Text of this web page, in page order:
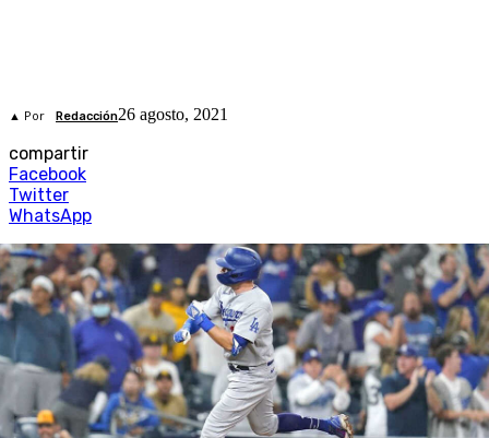
▲ Por Redacción26 agosto, 2021
compartir
Facebook
Twitter
WhatsApp